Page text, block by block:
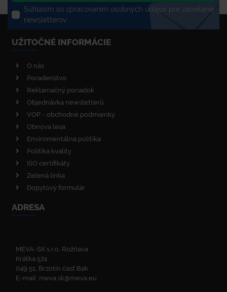
Súhlasím so spracovaním osobných údajov pre zasielanie
newsletterov
UŽITOČNÉ INFORMÁCIE
O nás
Poradenstvo
Reklamačný poriadok
Objednávka newsletterů
VOP - obchodné podmienky
Obnova lesa
Enviromentálna politika
Politika kvality
ISO certifikáty
Zelená linka
Dopytový formulár
ADRESA
MEVA-SK s.r.o. Rožňava
Krátka 574
049 51, Brzotín časť Bak
E-mail: meva.sk@meva.eu